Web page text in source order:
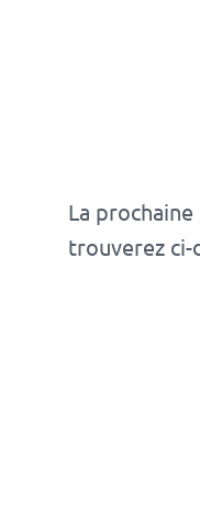
La
trouverez ci-